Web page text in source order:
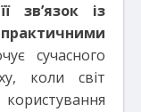
зв’язок із
сучасного
коли світ